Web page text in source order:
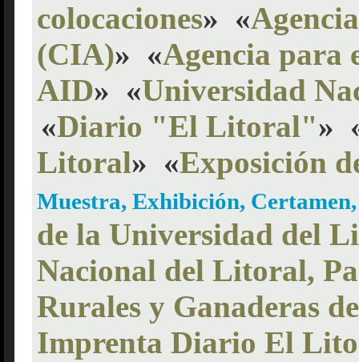
colocaciones» «
(CIA)» «Agencia para
AID» «Universidad
«Diario "El Litoral"»
Litoral» «Exposición
Muestra, Exhibición,
de la Universidad del
Nacional del Litoral,
Rurales y Ganaderas
Imprenta Diario El